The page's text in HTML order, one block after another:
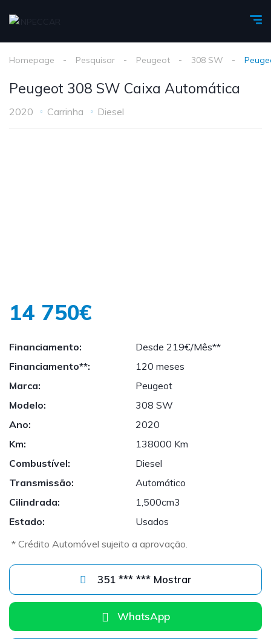
Homepage Pesquisar Peugeot 308 SW
Peugeot 308 SW Caixa Automática
2020 Carrinha Diesel
14 750€
Financiamento:
Desde 219€/Mês**
Financiamento**:
120 meses
Marca:
Peugeot
Modelo:
308 SW
Ano:
2020
Km:
138000 Km
Combustível:
Diesel
Transmissão:
Automático
Cilindrada:
1,500cm3
Estado:
Usados
* Crédito Automóvel sujeito a aprovação.
351 *** *** Mostrar
WhatsApp